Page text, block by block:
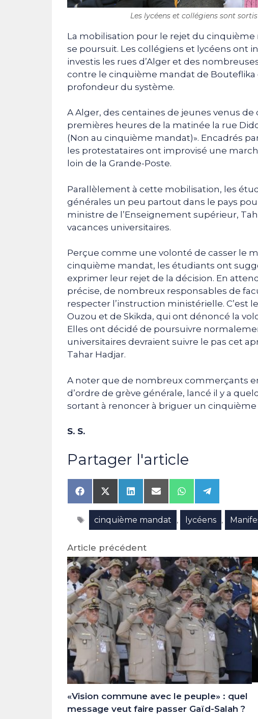
Les lycéens et collégiens sont
La mobilisation pour le rejet du
se poursuit. Les collégiens et lycéens ont
investis les rues d’Alger et des
contre le cinquième mandat de
profondeur du système.
A Alger, des centaines de jeunes venus
premières heures de la matinée la rue
(Non au cinquième mandat)». Encadrés
les protestataires ont improvisé une
loin de la Grande-Poste.
Parallèlement à cette mobilisation, les
générales un peu partout dans le pays
ministre de l’Enseignement supérieur,
vacances universitaires.
Perçue comme une volonté de casser le
cinquième mandat, les étudiants ont
exprimer leur rejet de la décision. En
précise, de nombreux responsables de
respecter l’instruction ministérielle. C’est
Ouzou et de Skikda, qui ont dénoncé la
Elles ont décidé de poursuivre
universitaires devraient suivre le pas cet
Tahar Hadjar.
A noter que de nombreux commerçants
d’ordre de grève générale, lancé il y a
sortant à renoncer à briguer un
S. S.
Partager l'article
Share
on
Facebook
Share
on
X
(Twitter)
Share
on
LinkedIn
Share
on
Email
Share
on
WhatsApp
Share
on
Telegram
Étiquettes
cinquième mandat , lycéens ,
Article précédent
«Vision commune avec le peuple» : quel
message veut faire passer Gaïd-Salah ?